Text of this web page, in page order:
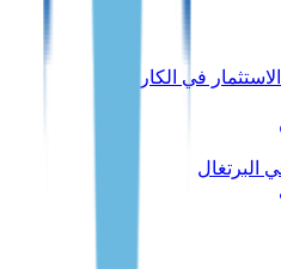
في الكاريبي
البرتغال